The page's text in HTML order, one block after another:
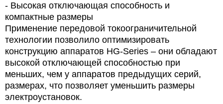
- Высокая отключающая способность и
компактные размеры
Применение передовой токоограничительной
технологии позволило оптимизировать
конструкцию аппаратов HG-Series – они обладают
высокой отключающей способностью при
меньших, чем у аппаратов предыдущих серий,
размерах, что позволяет уменьшить размеры
электроустановок.